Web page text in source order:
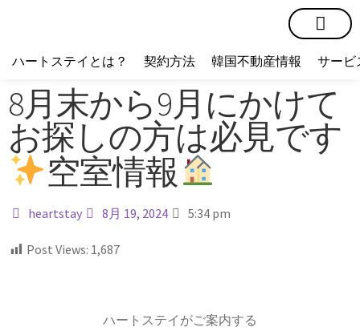
ハートステイとは？ 契約方法 韓国不動産情報 サービ
8月末から9月にかけて
お探しの方は必見です
空室情報
heartstay 8月 19, 2024 5:34 pm
Post Views: 1,687
ハートステイがご案内する